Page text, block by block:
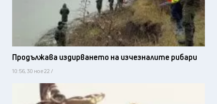
Продължава издирването на изчезналите рибари
10:56, 30 ное 22 /